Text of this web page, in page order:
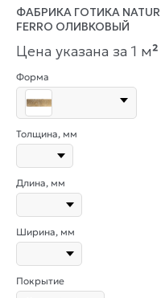
ФАБРИКА ГОТИКА NATUR
FERRO ОЛИВКОВЫЙ
Цена указана за 1 м²
Форма
Толщина, мм
Длина, мм
Ширина, мм
Покрытие